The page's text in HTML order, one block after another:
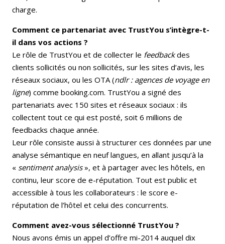
charge.
Comment ce partenariat avec TrustYou s’intègre-t-
il dans vos actions ?
Le rôle de TrustYou et de collecter le feedbackdes
clients sollicités ou non sollicités, sur les sites d’avis, les
réseaux sociaux, ou les OTA (ndlr : agences de voyage en
ligne) comme booking.com. TrustYou a signé des
partenariats avec 150 sites et réseaux sociaux : ils
collectent tout ce qui est posté, soit 6 millions de
feedbacks chaque année.
Leur rôle consiste aussi à structurer ces données par une
analyse sémantique en neuf langues, en allant jusqu’à la
« sentiment analysis», et à partager avec les hôtels, en
continu, leur score de e-réputation. Tout est public et
accessible à tous les collaborateurs : le score e-
réputation de l’hôtel et celui des concurrents.
Comment avez-vous sélectionné TrustYou ?
Nous avons émis un appel d’offre mi-2014 auquel dix